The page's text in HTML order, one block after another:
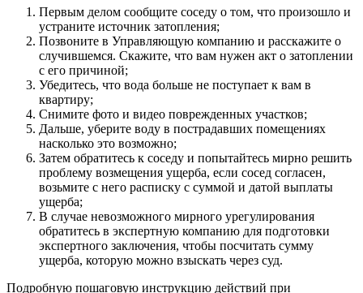
Первым делом сообщите соседу о том, что произошло и
устраните источник затопления;
Позвоните в Управляющую компанию и расскажите о
случившемся. Скажите, что вам нужен акт о затоплении
с его причиной;
Убедитесь, что вода больше не поступает к вам в
квартиру;
Снимите фото и видео поврежденных участков;
Дальше, уберите воду в пострадавших помещениях
насколько это возможно;
Затем обратитесь к соседу и попытайтесь мирно решить
проблему возмещения ущерба, если сосед согласен,
возьмите с него расписку с суммой и датой выплаты
ущерба;
В случае невозможного мирного урегулирования
обратитесь в экспертную компанию для подготовки
экспертного заключения, чтобы посчитать сумму
ущерба, которую можно взыскать через суд.
Подробную пошаговую инструкцию действий при